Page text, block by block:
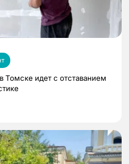
Томске идет с отставанием